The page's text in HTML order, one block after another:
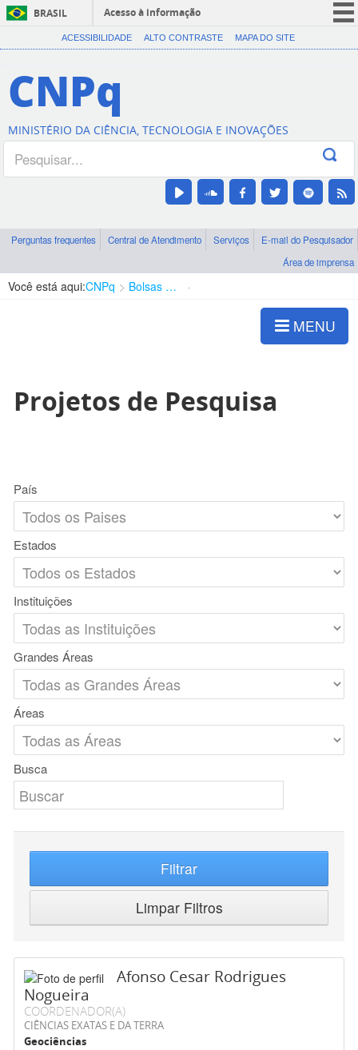
BRASIL
Acesso à informação
CORONAVÍRUS (COVID-19)
Canais
ACESSIBILIDADE ALTO CONTRASTE MAPA DO SITE
CNPq
MINISTÉRIO DA CIÊNCIA, TECNOLOGIA E INOVAÇÕES
Perguntas frequentes Central de Atendimento Serviços
E-mail do Pesquisador
Área de imprensa
Você está aqui:CNPq Bolsas e Auxílios Vigentes
MENU
Projetos de Pesquisa
País
Estados
Instituições
Grandes Áreas
Áreas
Busca
Filtrar
Limpar Filtros
Afonso Cesar Rodrigues
Nogueira
COORDENADOR(A)
CIÊNCIAS EXATAS E DA TERRA
Geociências